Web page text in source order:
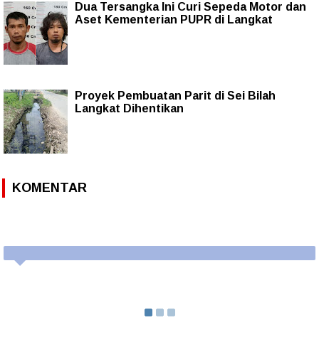
Dua Tersangka Ini Curi Sepeda Motor dan
Aset Kementerian PUPR di Langkat
Proyek Pembuatan Parit di Sei Bilah
Langkat Dihentikan
KOMENTAR